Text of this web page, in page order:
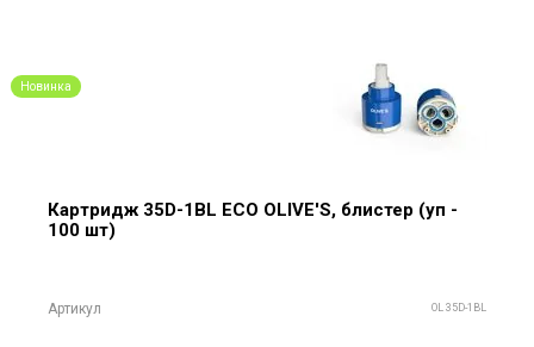
Новинка
Картридж 35D-1BL ECO OLIVE'S, блистер (уп -
100 шт)
Артикул OL 35D-1BL